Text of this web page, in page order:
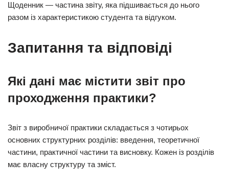
Щоденник — частина звіту, яка підшивається до нього
разом із характеристикою студента та відгуком.
Запитання та відповіді
Які дані має містити звіт про
проходження практики?
Звіт з виробничої практики складається з чотирьох
основних структурних розділів: введення, теоретичної
частини, практичної частини та висновку. Кожен із розділів
має власну структуру та зміст.